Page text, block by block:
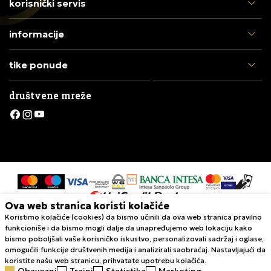
korisnički servis
informacije
tike ponude
društvene mreže
Nastojimo da budemo što precizniji u opisu proizvoda, prikazu slika i
samih cena, ali ne možemo garantovati da su sve informacije kompletne i
bez grešaka. Svi artikli prikazani na sajtu su deo naše ponude i ne
podrazumeva da su dostupni u svakom trenutku. Raspoloživost robe
Ova web stranica koristi kolačiće
Koristimo kolačiće (cookies) da bismo učinili da ova web stranica pravilno
funkcioniše i da bismo mogli dalje da unapređujemo web lokaciju kako
bismo poboljšali vaše korisničko iskustvo, personalizovali sadržaj i oglase,
omogućili funkcije društvenih medija i analizirali saobraćaj. Nastavljajući da
koristite našu web stranicu, prihvatate upotrebu kolačića.